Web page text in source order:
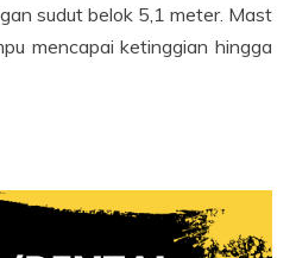
sudut belok 5,1 meter. Mast
mencapai ketinggian hingga